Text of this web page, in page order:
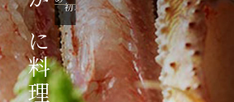
かに料理 期間
11
月初め～3月末